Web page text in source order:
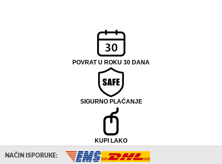
POVRAT U ROKU 30 DANA
SIGURNO PLAĆANJE
KUPI LAKO
NAČIN ISPORUKE: